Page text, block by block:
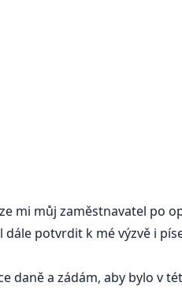
číslu jednacímu:
mi můj zaměstnavatel po
potvrdit k mé výzvě i
daně a zádám, aby bylo v